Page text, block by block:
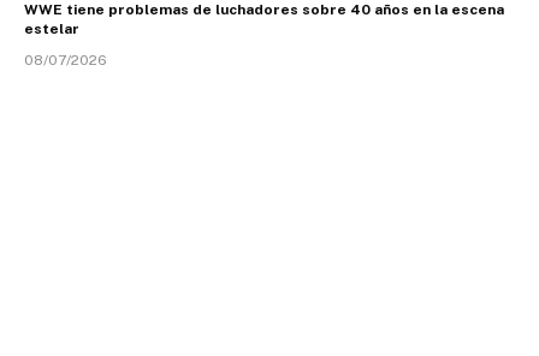
WWE tiene problemas de luchadores sobre 40 años en la escena
estelar
08/07/2026